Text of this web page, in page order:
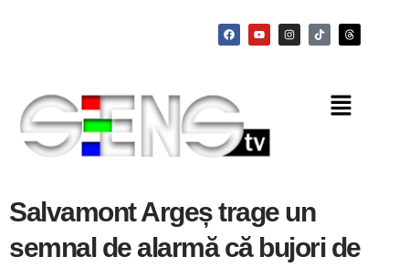
Salvamont Argeș trage un
semnal de alarmă că bujori de